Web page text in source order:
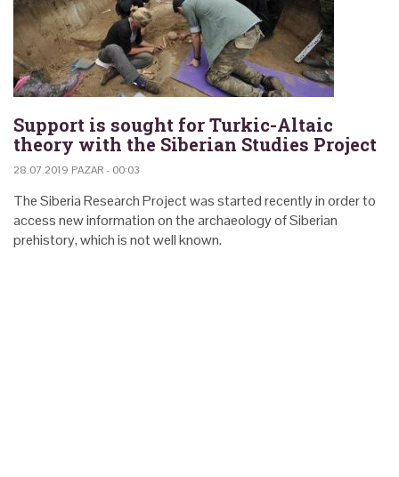
Support is sought for Turkic-Altaic
theory with the Siberian Studies Project
28.07.2019 PAZAR - 00:03
The Siberia Research Project was started recently in order to
access new information on the archaeology of Siberian
prehistory, which is not well known.